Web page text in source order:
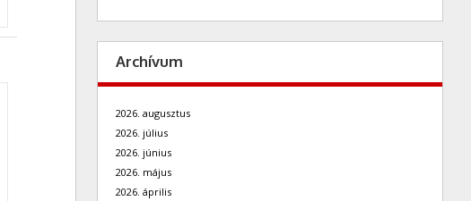
Archívum
2026. augusztus
2026. július
2026. június
2026. május
2026. április